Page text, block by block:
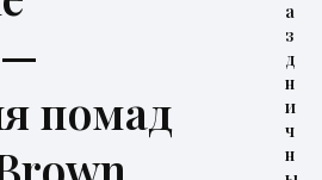
помад
а
з
д
н
и
ч
н